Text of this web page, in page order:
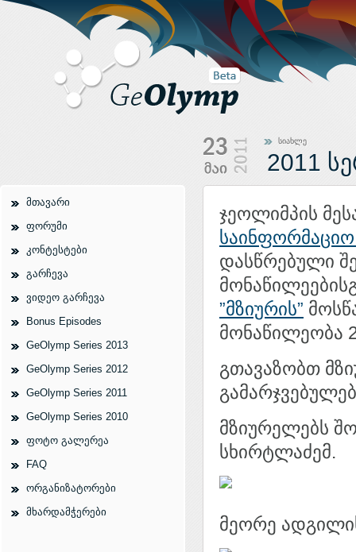
მთავარი
ფორუმი
კონტესტები
გარჩევა
ვიდეო გარჩევა
Bonus Episodes
GeOlymp Series 2013
GeOlymp Series 2012
GeOlymp Series 2011
GeOlymp Series 2010
ფოტო გალერეა
FAQ
ორგანიზატორები
მხარდამჭერები
სიახლე
2011
ჯეოლიმპის
საინფორმაციო
დასწრებული
”მზიურის”
მონაწილეობა
გთავაზობთ
მზიურელებს
სხირტლაძემ.
მეორე